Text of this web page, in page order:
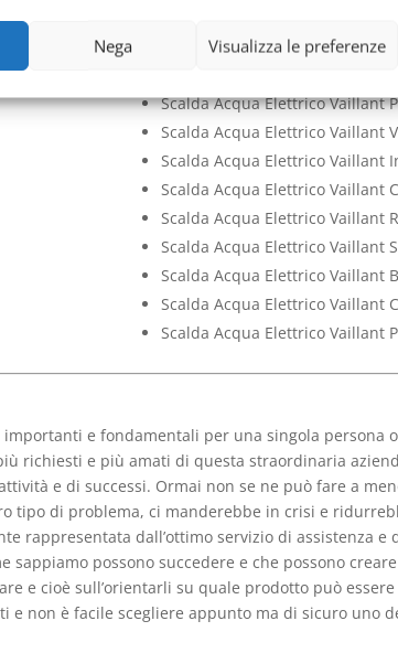
Nega Visualizza le preferenze
Pulizia Scalda Acqua Elettrico
Scalda Acqua Elettrico Vaillant
Scalda Acqua Elettrico
Scalda Acqua Elettrico Vaillant
Scalda Acqua Elettrico Vaillant
Scalda Acqua Elettrico Vaillant
Scalda Acqua Elettrico Vaillant
Scalda Acqua Elettrico Vaillant
Scalda Acqua Elettrico Vaillant
Scalda Acqua Elettrico Vaillant
Scalda Acqua Elettrico Vaillant
Scalda Acqua Elettrico Vaillant
e fondamentali per una singola persona
richiesti e più amati di questa straordinaria
e di successi. Ormai non se ne può fare a
tipo di problema, ci manderebbe in crisi e
rappresentata dall’ottimo servizio di assistenza
possono succedere e che possono
e cioè sull’orientarli su quale prodotto può essere
e non è facile scegliere appunto ma di sicuro uno